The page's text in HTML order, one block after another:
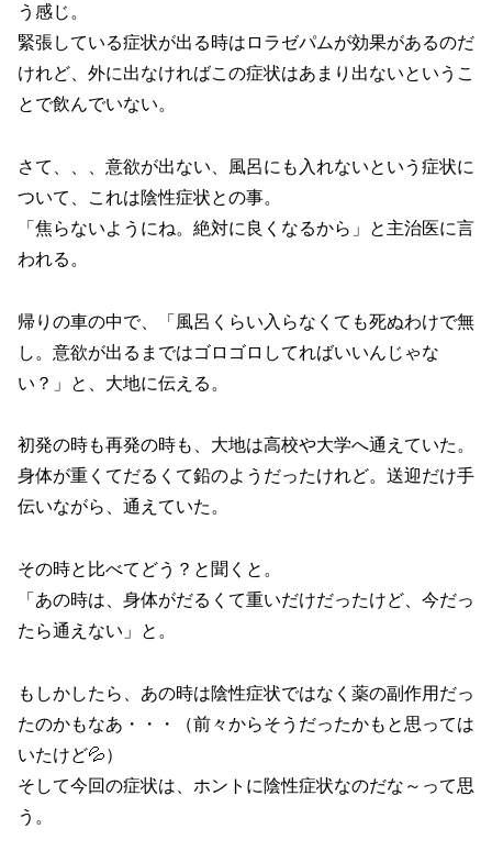
う感じ。
緊張している症状が出る時はロラゼパムが効果があるのだ
けれど、外に出なければこの症状はあまり出ないというこ
とで飲んでいない。
さて、、、意欲が出ない、風呂にも入れないという症状に
ついて、これは陰性症状との事。
「焦らないようにね。絶対に良くなるから」と主治医に言
われる。
帰りの車の中で、「風呂くらい入らなくても死ぬわけで無
し。意欲が出るまではゴロゴロしてればいいんじゃな
い？」と、大地に伝える。
初発の時も再発の時も、大地は高校や大学へ通えていた。
身体が重くてだるくて鉛のようだったけれど。送迎だけ手
伝いながら、通えていた。
その時と比べてどう？と聞くと。
「あの時は、身体がだるくて重いだけだったけど、今だっ
たら通えない」と。
もしかしたら、あの時は陰性症状ではなく薬の副作用だっ
たのかもなあ・・・（前々からそうだったかもと思っては
いたけど💦）
そして今回の症状は、ホントに陰性症状なのだな～って思
う。